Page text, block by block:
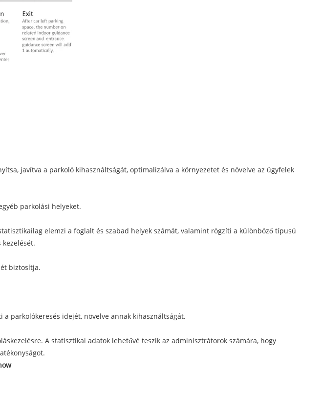
javítva a parkoló kihasználtságát, optimalizálva a környezetet és növelve az ügyfelek
parkolási helyeket.
elemzi a foglalt és szabad helyek számát, valamint rögzíti a különböző típusú
biztosítja.
parkolókeresés idejét, növelve annak kihasználtságát.
A statisztikai adatok lehetővé teszik az adminisztrátorok számára, hogy